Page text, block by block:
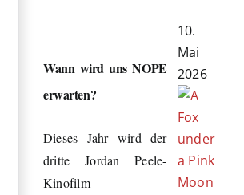
Wann wird uns NOPE
erwarten?
Dieses Jahr wird der
dritte JordanPeele-
Kinofilm
10.
Mai
2026